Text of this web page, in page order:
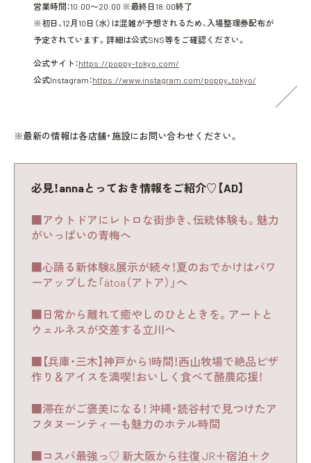
営業時間：10:00〜20:00 ※最終日18:00終了
※初日、12月10日（水）は混雑が予想されるため、入場整理券配布が
予定されています。詳細は公式SNS等をご確認ください。
公式サイト：https://poppy-tokyo.com/
公式Instagram：https://www.instagram.com/poppy_tokyo/
※最新の情報は各店舗・施設にお問い合わせください。
必見！annaとっておき情報をご紹介♡【AD】
■アウトドアにレトロな街歩き、伝統体験も。魅力
がいっぱいの青梅へ
■心踊る新体験&展示が続々！夏のおでかけはパワ
ーアップした「átoa（アトア）」へ
■日常から離れて癒やしのひとときを。アートと
ウェルネスが交差する立川へ
■【兵庫・三木】神戸から1時間！西山牧場で絶品ピザ
作り＆アイスを満喫！おいしく食べて酪農応援！
■滞在がご褒美になる！ 沖縄・読谷村で見つけたア
フタヌーンティーも魅力のホテル時間
■コスパ最強っ♡ 新大阪から往復 JR＋宿泊＋ク